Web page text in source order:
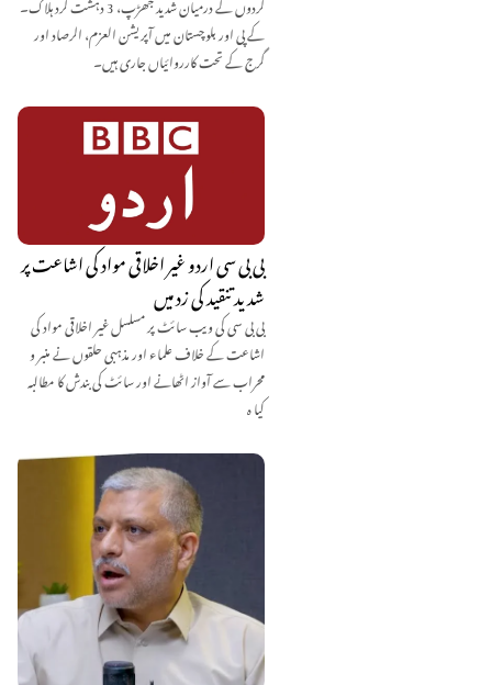
کے پی اور بلوچستان میں آپریشن العزم، الرصاد اور
گرج کے تحت کارروائیاں جاری ہیں۔
بی بی سی اردو غیر اخلاقی مواد کی اشاعت پر
شدید تنقید کی زد میں
بی بی سی کی ویب سائٹ پر مسلسل غیر اخلاقی مواد کی
اشاعت کے خلاف علماء اور مذہبی حلقوں نے منبر و
محراب سے آواز اٹھانے اور سائٹ کی بندش کا مطالبہ
کیا ہ